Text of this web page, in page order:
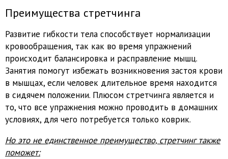
Преимущества стретчинга
Развитие гибкости тела способствует нормализации
кровообращения, так как во время упражнений
происходит балансировка и расправление мышц.
Занятия помогут избежать возникновения застоя крови
в мышцах, если человек длительное время находится
в сидячем положении. Плюсом стретчинга является и
то, что все упражнения можно проводить в домашних
условиях, для чего потребуется только коврик.
Но это не единственное преимущество, стретчинг также
поможет: